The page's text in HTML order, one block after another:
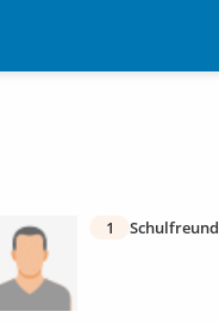
1 Schulfreund